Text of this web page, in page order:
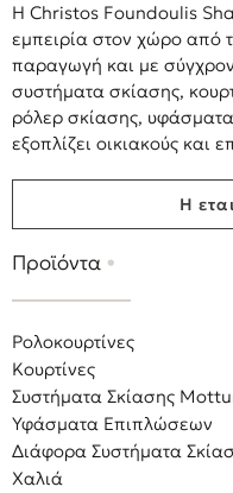
Η Christos Foundoulis
εμπειρία στον χώρο από
παραγωγή και με
συστήματα σκίασης,
ρόλερ σκίασης,
εξοπλίζει οικιακούς και
Η
Προϊόντα •
Ρολοκουρτίνες
Κουρτίνες
Συστήματα Σκίασης
Υφάσματα Επιπλώσεων
Διάφορα Συστήματα
Χαλιά